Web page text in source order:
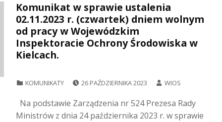
Komunikat w sprawie ustalenia
02.11.2023 r. (czwartek) dniem wolnym
od pracy w Wojewódzkim
Inspektoracie Ochrony Środowiska w
Kielcach.
KOMUNIKATY 26 PAŹDZIERNIKA 2023 WIOS
Na podstawie Zarządzenia nr 524 Prezesa Rady
Ministrów z dnia 24 października 2023 r. w sprawie